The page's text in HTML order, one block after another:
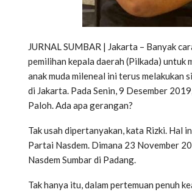
JURNAL SUMBAR | Jakarta – Banyak
pemilihan kepala daerah (Pilkada) untuk
anak muda mileneal ini terus
di Jakarta. Pada Senin, 9 Desember
Paloh. Ada apa gerangan?
Tak usah dipertanyakan, kata Rizki. Hal
Partai Nasdem. Dimana 23 November
Nasdem Sumbar di Padang.
Tak hanya itu, dalam pertemuan penuh